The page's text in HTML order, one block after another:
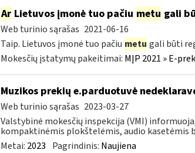
ArLietuvos įmonė tuo pačiu metu gali
Web turinio sąrašas 2021-06-16
Taip. Lietuvos įmonė tuo pačiu metu gali būti
Mokesčių įstatymų pakeitimai: MĮP 2021 » E-
Muzikos prekių e.parduotuvė
Web turinio sąrašas 2023-03-27
Valstybinė mokesčių inspekcija (VMI)
kompaktinėmis plokštelėmis, audio kasetėmis
Metai: 2023 Pagrindinis: Naujiena